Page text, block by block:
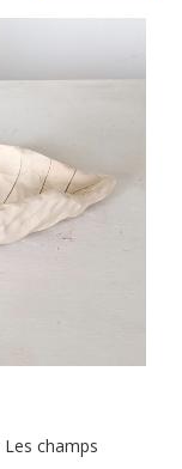
Les champs